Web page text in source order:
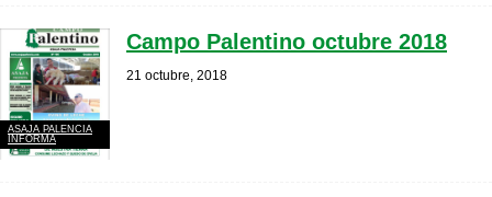
ASAJA PALENCIA
INFORMA
Campo Palentino octubre 2018
21 octubre, 2018